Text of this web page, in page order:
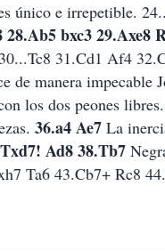
único e irrepetible.
bxc3 29.Axe8
31.Cd1 Af4
de manera impecable
los dos peones libres.
36.a4 Ae7 La
Ad8 38.Tb7
Ta6 43.Cb7+ Rc8